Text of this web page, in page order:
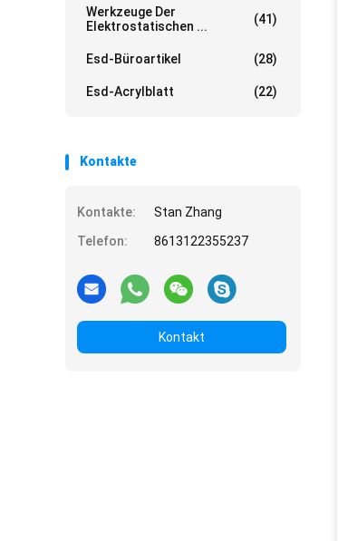
Werkzeuge Der
Elektrostatischen ...
(41)
Esd-Büroartikel (28)
Esd-Acrylblatt (22)
Kontakte
Kontakte:
Stan Zhang
Telefon:
8613122355237
Kontakt